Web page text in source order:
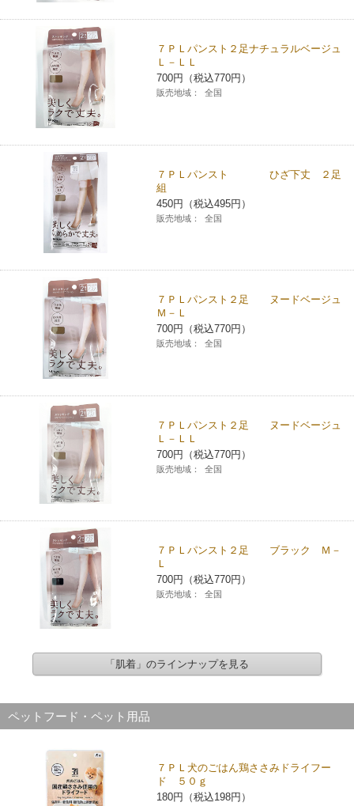
７ＰＬパンスト２足ナチュラルベージュ
Ｌ－ＬＬ
700円（税込770円）
販売地域： 全国
７ＰＬパンスト ひざ下丈 ２足
組
450円（税込495円）
販売地域： 全国
７ＰＬパンスト２足 ヌードベージュ
Ｍ－Ｌ
700円（税込770円）
販売地域： 全国
７ＰＬパンスト２足 ヌードベージュ
Ｌ－ＬＬ
700円（税込770円）
販売地域： 全国
７ＰＬパンスト２足 ブラック Ｍ－
Ｌ
700円（税込770円）
販売地域： 全国
「肌着」のラインナップを見る
ペットフード・ペット用品
７ＰＬ犬のごはん鶏ささみドライフー
ド ５０ｇ
180円（税込198円）